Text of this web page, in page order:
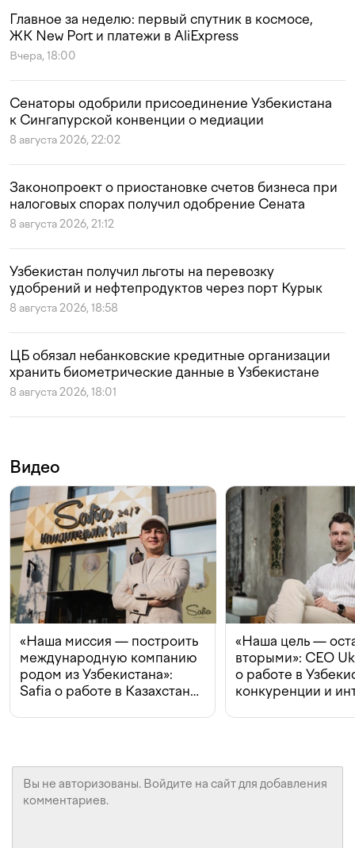
Главное за неделю: первый спутник в космосе,
ЖК New Port и платежи в AliExpress
Вчера, 18:00
Сенаторы одобрили присоединение Узбекистана
к Сингапурской конвенции о медиации
8 августа 2026, 22:02
Законопроект о приостановке счетов бизнеса при
налоговых спорах получил одобрение Сената
8 августа 2026, 21:12
Узбекистан получил льготы на перевозку
удобрений и нефтепродуктов через порт Курык
8 августа 2026, 18:58
ЦБ обязал небанковские кредитные организации
хранить биометрические данные в Узбекистане
8 августа 2026, 18:01
Видео
«Наша миссия — построить
международную компанию
родом из Узбекистана»:
Safia о работе в Казахстане,
«Наша цель —
вторыми»: CEO
о работе в
конкуренции и